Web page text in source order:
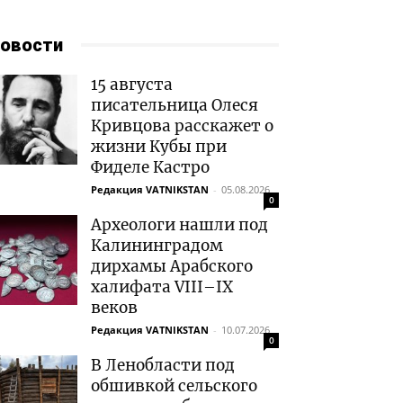
15 августа
писательница Олеся
Кривцова расскажет о
жизни Кубы при
Фиделе Кастро
Редакция VATNIKSTAN - 05.08.2026
0
Археологи нашли под
Калининградом
дирхамы Арабского
халифата VIII–IX
веков
Редакция VATNIKSTAN - 10.07.2026
0
В Ленобласти под
обшивкой сельского